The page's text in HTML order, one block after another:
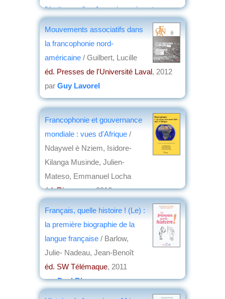
l'écrit canadien-français ancien et
Mouvements associatifs dans
la francophonie nord-
américaine / Guilbert, Lucille
éd. Presses de l'Université Laval, 2012
par Guy Lavorel
Francophonie et gouvernance
mondiale : vues d'Afrique /
Ndaywel è Nziem, Isidore-
Kilanga Musinde, Julien-
Mateso, Emmanuel Locha
éd. Riveneuve, 2012
Français, quelle histoire ! (Le) :
la première biographie de la
langue française / Barlow,
Julie- Nadeau, Jean-Benoît
éd. SW Télémaque, 2011
parPaul Blanc